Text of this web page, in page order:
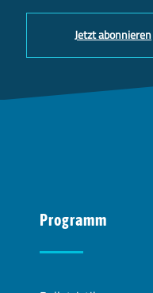
Jetzt abonnieren
Programm